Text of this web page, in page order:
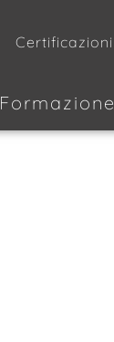
Certificazioni
Formazione